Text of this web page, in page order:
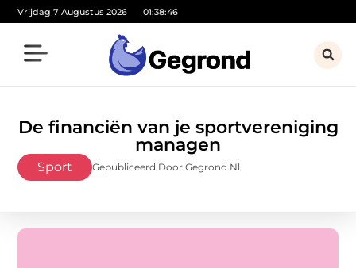
Vrijdag 7 Augustus 2026 01:38:47
De financiën van je sportvereniging
managen
Sport Gepubliceerd Door Gegrond.nl